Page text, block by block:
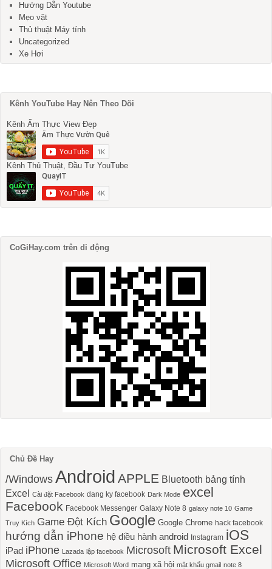
Hướng Dẫn Youtube
Mẹo vặt
Thủ thuật Máy tính
Uncategorized
Xe Hơi
Kênh YouTube Hay Nên Theo Dõi
Kênh Ẩm Thực View Đẹp
Kênh Thủ Thuật, Đầu Tư YouTube
CoGiHay.com trên di động
Chủ Đề Hay
/Windows Android APPLE Bluetooth bảng tính
Excel Cài đặt Facebook dang ky facebook Dark Mode excel
Facebook Facebook Messenger Galaxy Note 8 galaxy note 10 Game
Truy Kích Game Đột Kích Google Google Chrome hack facebook
hướng dẫn iPhone hệ điều hành android Instagram iOS
iPad iPhone Lazada lập facebook Microsoft Microsoft Excel
Microsoft Office Microsoft Word mạng xã hội mật khẩu gmail note 8